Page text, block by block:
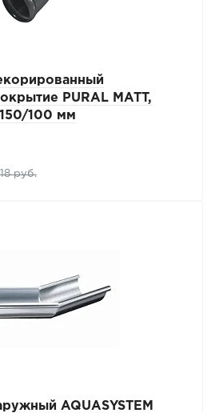
PURAL MATT,
100 мм
руб.
AQUASYSTEM